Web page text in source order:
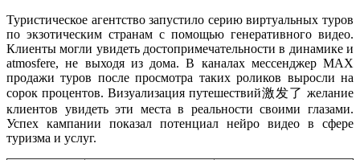
Туристическое агентство запустило серию виртуальных туров
по экзотическим странам с помощью генеративного видео.
Клиенты могли увидеть достопримечательности в динамике и
atmosferе, не выходя из дома. В каналах мессенджер MAX
продажи туров после просмотра таких роликов выросли на
сорок процентов. Визуализация путешествий激发了 желание
клиентов увидеть эти места в реальности своими глазами.
Успех кампании показал потенциал нейро видео в сфере
туризма и услуг.